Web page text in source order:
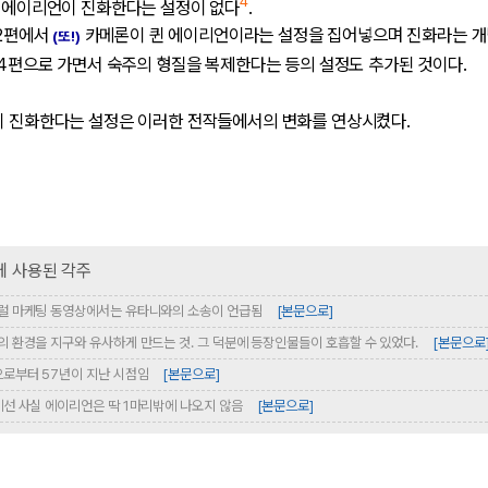
에이리언이 진화한다는 설정이 없다 .
편에서 (또!) 카메론이 퀸 에이리언이라는 설정을 집어넣으며 진화라는
4편으로 가면서 숙주의 형질을 복제한다는 등의 설정도 추가된 것이다.
진화한다는 설정은 이러한 전작들에서의 변화를 연상시켰다.
마케팅 동영상에서는 유타니와의 소송이 언급됨
[본문으로]
환경을 지구와 유사하게 만드는 것. 그 덕분에 등장인물들이 호흡할 수 있었다.
[본문으
로부터 57년이 지난 시점임
[본문으로]
선 사실 에이리언은 딱 1마리밖에 나오지 않음
[본문으로]